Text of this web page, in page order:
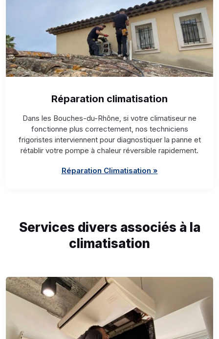
Réparation climatisation
Dans les Bouches-du-Rhône, si votre climatiseur ne
fonctionne plus correctement, nos techniciens
frigoristes interviennent pour diagnostiquer la panne et
rétablir votre pompe à chaleur réversible rapidement.
Réparation Climatisation »
Services divers associés à la
climatisation